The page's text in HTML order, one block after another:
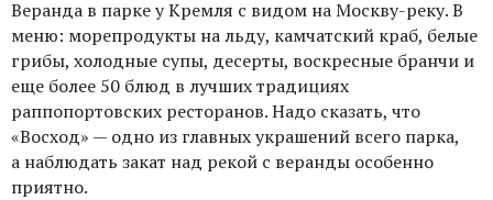
Веранда в парке у Кремля с видом на Москву-реку. В
меню: морепродукты на льду, камчатский краб, белые
грибы, холодные супы, десерты, воскресные бранчи и
еще более 50 блюд в лучших традициях
раппопортовских ресторанов. Надо сказать, что
«Восход» — одно из главных украшений всего парка,
а наблюдать закат над рекой с веранды особенно
приятно.